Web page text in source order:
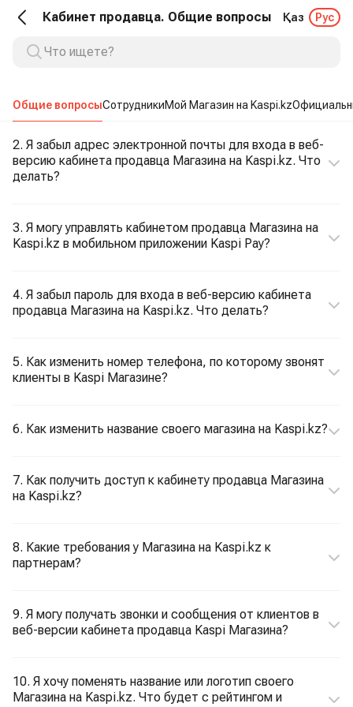
Кабинет продавца. Общие вопросы Қаз Рус
Общие вопросыСотрудникиМой Магазин на Kaspi.kz
2. Я забыл адрес электронной почты для входа в веб-
версию кабинета продавца Магазина на Kaspi.kz. Что
делать?
3. Я могу управлять кабинетом продавца Магазина на
Kaspi.kz в мобильном приложении Kaspi Pay?
4. Я забыл пароль для входа в веб-версию кабинета
продавца Магазина на Kaspi.kz. Что делать?
5. Как изменить номер телефона, по которому звонят
клиенты в Kaspi Магазине?
6. Как изменить название своего магазина на Kaspi.kz?
7. Как получить доступ к кабинету продавца Магазина
на Kaspi.kz?
8. Какие требования у Магазина на Kaspi.kz к
партнерам?
9. Я могу получать звонки и сообщения от клиентов в
веб-версии кабинета продавца Kaspi Магазина?
10. Я хочу поменять название или логотип своего
Магазина на Kaspi.kz. Что будет с рейтингом и